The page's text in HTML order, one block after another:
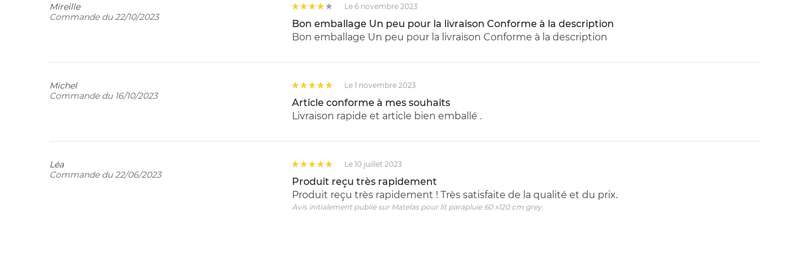
Mireille
Commande du 22/10/2023
Le 6 novembre 2023
Bon emballage Un peu pour la livraison Conforme à la description
Bon emballage Un peu pour la livraison Conforme à la description
Michel
Commande du 16/10/2023
Le 1 novembre 2023
Article conforme à mes souhaits
Livraison rapide et article bien emballé .
Léa
Commande du 22/06/2023
Le 10 juillet 2023
Produit reçu très rapidement
Produit reçu très rapidement ! Très satisfaite de la qualité et du prix.
Avis initialement publié sur Matelas pour lit parapluie 60 x120 cm grey.